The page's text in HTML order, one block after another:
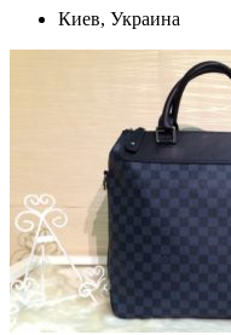
Киев, Украина